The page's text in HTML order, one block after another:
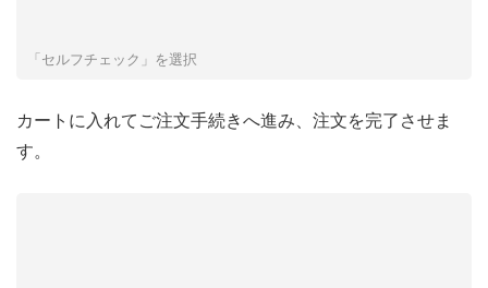
「セルフチェック」を選択
カートに入れてご注文手続きへ進み、注文を完了させま
す。